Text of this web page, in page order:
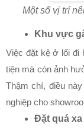
Một số vị trí
Khu vực
Việc đặt kệ ở lối đi
tiện mà còn ảnh
Thậm chí, điều
nghiệp cho
Đặt quá